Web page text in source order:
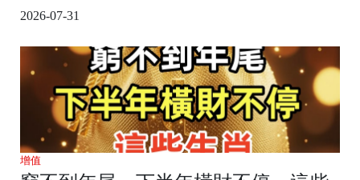
2026-07-31
增值